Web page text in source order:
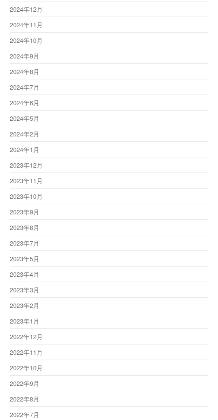
2024年12月
2024年11月
2024年10月
2024年9月
2024年8月
2024年7月
2024年6月
2024年5月
2024年2月
2024年1月
2023年12月
2023年11月
2023年10月
2023年9月
2023年8月
2023年7月
2023年5月
2023年4月
2023年3月
2023年2月
2023年1月
2022年12月
2022年11月
2022年10月
2022年9月
2022年8月
2022年7月